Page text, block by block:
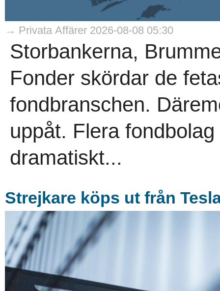
→ Privata Affärer 2026-08-08 05:30
Storbankerna,
Fonder skördar de
fondbranschen.
uppåt. Flera
dramatiskt...
Strejkare köps ut från